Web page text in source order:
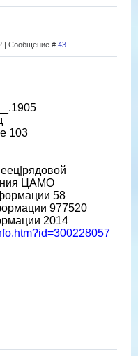
| Сообщение # 43
103
ЦАМО
58
977520
2014